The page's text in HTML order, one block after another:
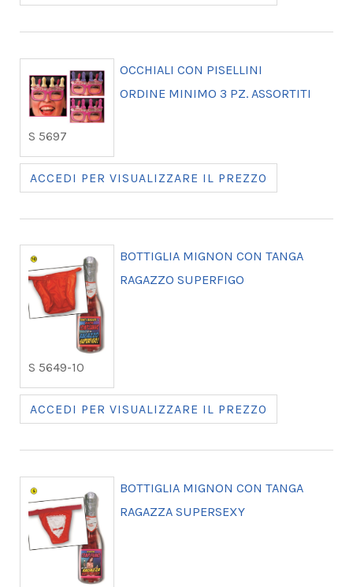
S 5697
OCCHIALI CON PISELLINI
ORDINE MINIMO 3 PZ. ASSORTITI
ACCEDI PER VISUALIZZARE IL PREZZO
S 5649-10
BOTTIGLIA MIGNON CON TANGA
RAGAZZO SUPERFIGO
ACCEDI PER VISUALIZZARE IL PREZZO
BOTTIGLIA MIGNON CON TANGA
RAGAZZA SUPERSEXY